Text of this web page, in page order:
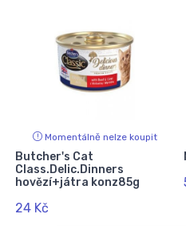
Momentálně nelze koupit
Butcher's Cat
Class.Delic.Dinners
hovězí+játra konz85g
24 Kč